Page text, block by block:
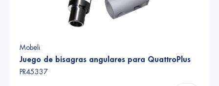
Mobeli
Juego de bisagras angulares para QuattroPlus
PR45337